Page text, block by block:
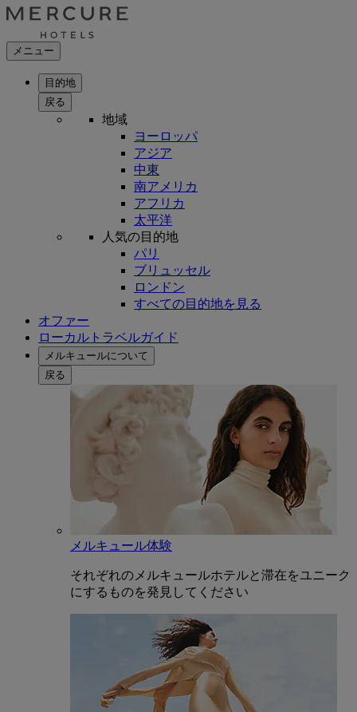
メニュー
目的地
戻る
地域
ヨーロッパ
アジア
中東
南アメリカ
アフリカ
太平洋
人気の目的地
パリ
ブリュッセル
ロンドン
すべての目的地を見る
オファー
ローカルトラベルガイド
メルキュールについて
戻る
メルキュール体験
それぞれのメルキュールホテルと滞在をユニーク
にするものを発見してください